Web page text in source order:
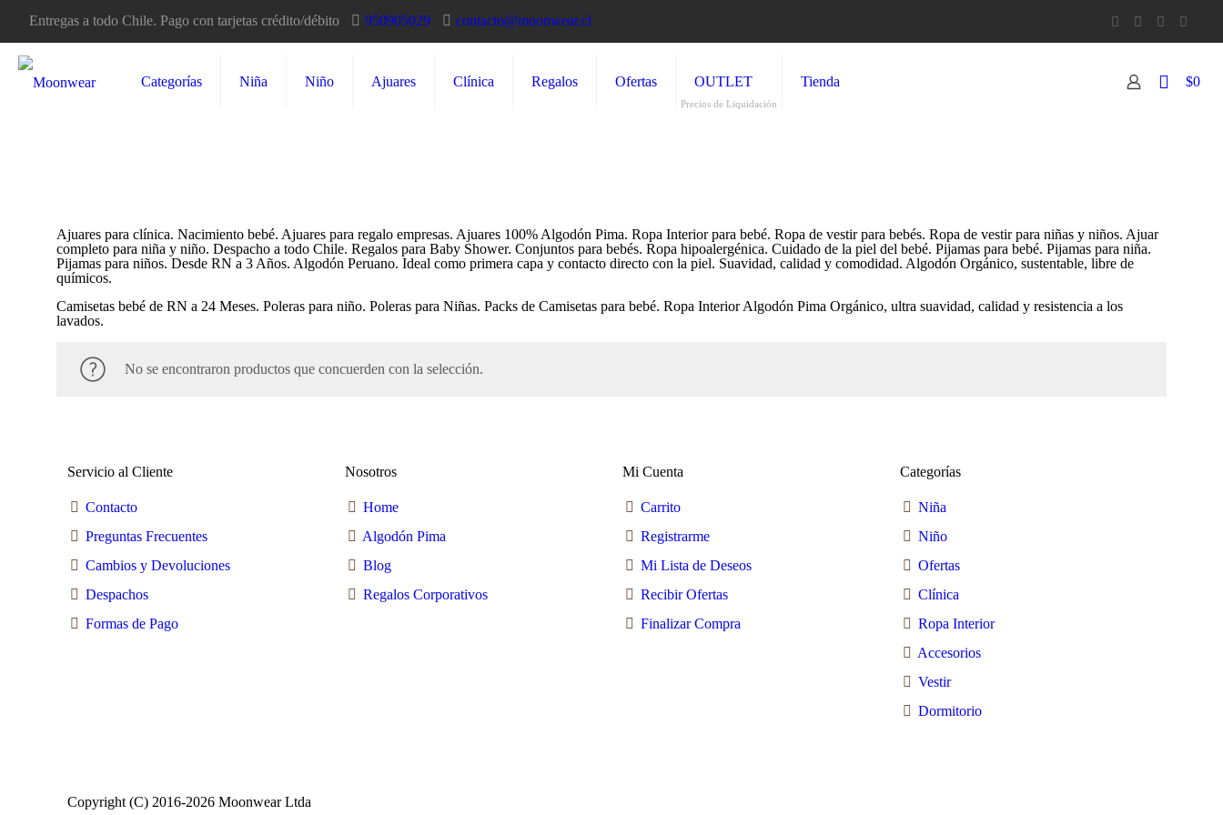
Entregas a todo Chile. Pago con tarjetas crédito/débito 950905029 contacto@moonwear.cl
Categorías Niña Niño Ajuares Clínica Regalos Ofertas OUTLET
Precios de Liquidación
Tienda $0
Ajuares para clínica. Nacimiento bebé. Ajuares para regalo empresas. Ajuares 100% Algodón Pima. Ropa Interior para bebé. Ropa de vestir para bebés. Ropa de vestir para niñas y niños. Ajuar
completo para niña y niño. Despacho a todo Chile. Regalos para Baby Shower. Conjuntos para bebés. Ropa hipoalergénica. Cuidado de la piel del bebé. Pijamas para bebé. Pijamas para niña.
Pijamas para niños. Desde RN a 3 Años. Algodón Peruano. Ideal como primera capa y contacto directo con la piel. Suavidad, calidad y comodidad. Algodón Orgánico, sustentable, libre de
químicos.
Camisetas bebé de RN a 24 Meses. Poleras para niño. Poleras para Niñas. Packs de Camisetas para bebé. Ropa Interior Algodón Pima Orgánico, ultra suavidad, calidad y resistencia a los
lavados.
No se encontraron productos que concuerden con la selección.
Servicio al Cliente
Contacto
Preguntas Frecuentes
Cambios y Devoluciones
Despachos
Formas de Pago
Nosotros
Home
Algodón Pima
Blog
Regalos Corporativos
Mi Cuenta
Carrito
Registrarme
Mi Lista de Deseos
Recibir Ofertas
Finalizar Compra
Categorías
Niña
Niño
Ofertas
Clínica
Ropa Interior
Accesorios
Vestir
Dormitorio
Copyright (C) 2016-2026 Moonwear Ltda